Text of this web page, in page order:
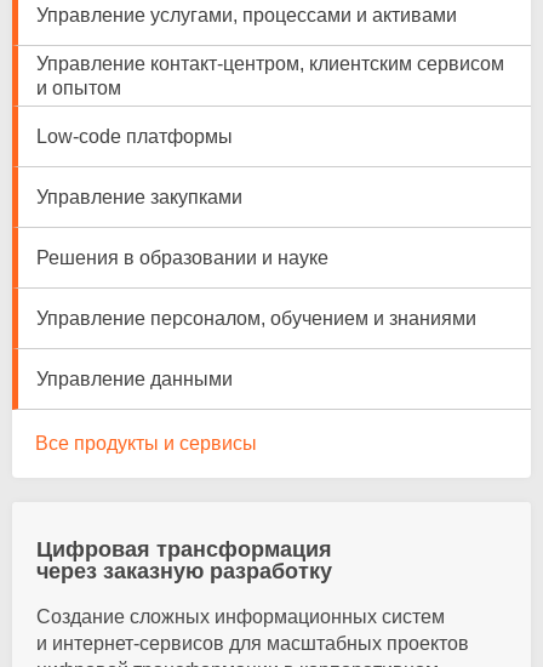
Управление услугами, процессами и активами
Управление контакт-центром, клиентским сервисом
и опытом
Low-code платформы
Управление закупками
Решения в образовании и науке
Управление персоналом, обучением и знаниями
Управление данными
Все продукты и сервисы
Цифровая трансформация
через заказную разработку
Создание сложных информационных систем
и интернет-сервисов для масштабных проектов